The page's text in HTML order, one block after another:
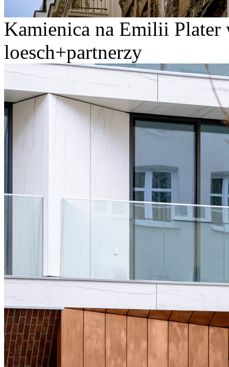
Kamienica na Emilii Plater
loesch+partnerzy